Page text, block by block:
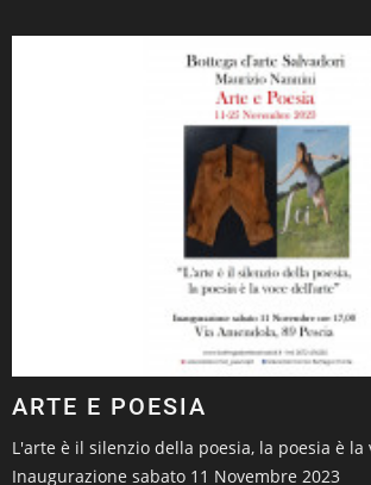
ARTE E POESIA
L'arte è il silenzio della poesia, la poesia è la
Inaugurazione sabato 11 Novembre 2023